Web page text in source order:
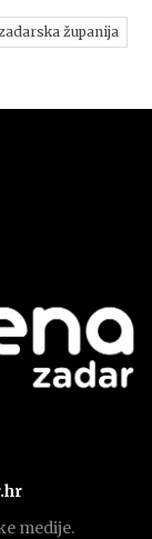
županija
medije.